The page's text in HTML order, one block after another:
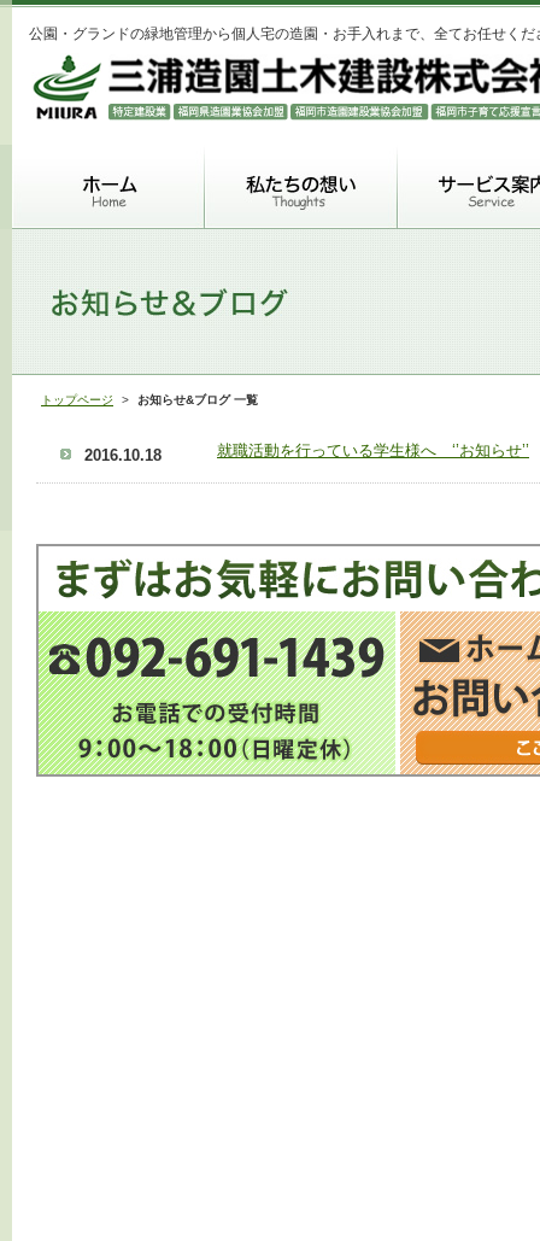
公園・グランドの緑地管理から個人宅の造園・お手入れまで、全てお任せくだ
トップページ > お知らせ&ブログ 一覧
2016.10.18 就職活動を行っている学生様へ ‘’お知らせ’’